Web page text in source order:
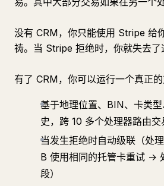
没有 CRM，你只能使用 Stripe 给
祷。当 Stripe 拒绝时，你就失去了
有了 CRM，你可以运行一个真正的
基于地理位置、BIN、卡类
史，跨 10 多个处理器路由交
当发生拒绝时自动级联（处
B 使用相同的托管卡重试 →
段）